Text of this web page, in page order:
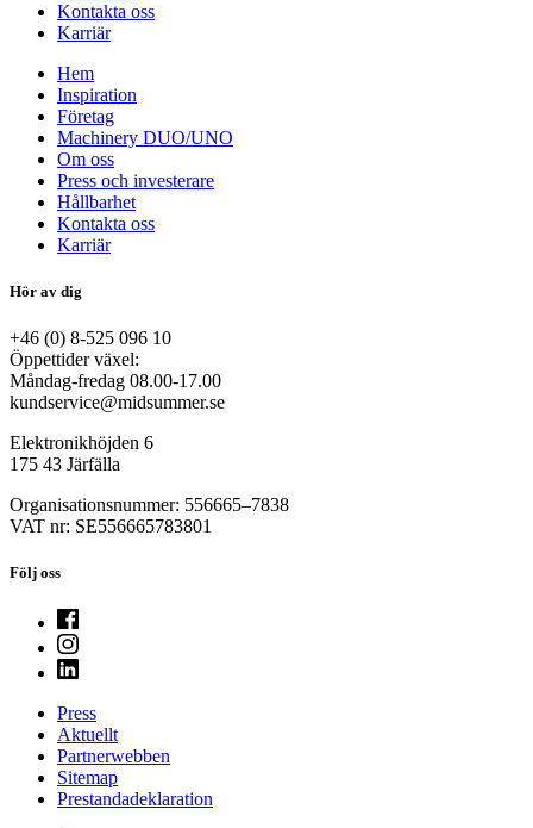
Kontakta oss
Karriär
Hem
Inspiration
Företag
Machinery DUO/UNO
Om oss
Press och investerare
Hållbarhet
Kontakta oss
Karriär
Hör av dig
+46 (0) 8-525 096 10
Öppettider växel:
Måndag-fredag 08.00-17.00
kundservice@midsummer.se
Elektronikhöjden 6
175 43 Järfälla
Organisationsnummer: 556665–7838
VAT nr: SE556665783801
Följ oss
Press
Aktuellt
Partnerwebben
Sitemap
Prestandadeklaration